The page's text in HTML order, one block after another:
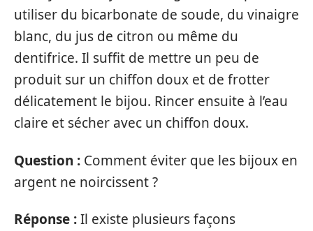
utiliser du bicarbonate de soude, du vinaigre
blanc, du jus de citron ou même du
dentifrice. Il suffit de mettre un peu de
produit sur un chiffon doux et de frotter
délicatement le bijou. Rincer ensuite à l’eau
claire et sécher avec un chiffon doux.
Question : Comment éviter que les bijoux en
argent ne noircissent ?
Réponse :Il existe plusieurs façons